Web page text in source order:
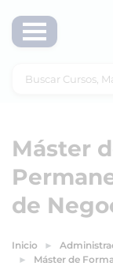
Máster
de
Inicio
Máster de